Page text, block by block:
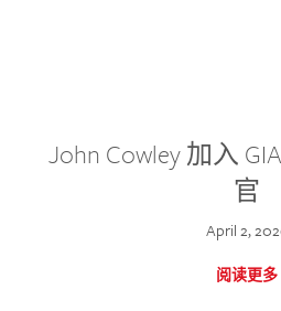
John Cowley 加入
官
April 2,
阅读更多